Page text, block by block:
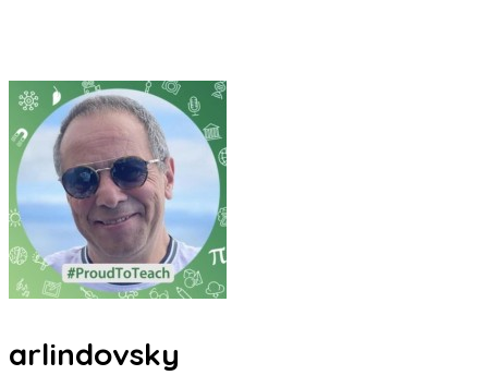
arlindovsky